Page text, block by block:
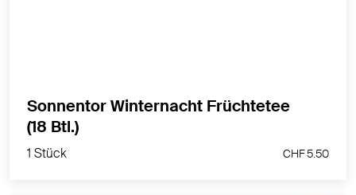
1 Stück
Sonnentor Winternacht Früchtetee
(18 Btl.)
1 Stück CHF 5.50